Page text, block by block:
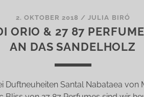
2. OKTOBER 2018 /JULIA BIRÓ
ORIO & 27 87
AN DAS SANDELHOLZ
Duftneuheiten Santal Nabataea von